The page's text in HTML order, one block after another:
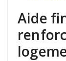
Aide